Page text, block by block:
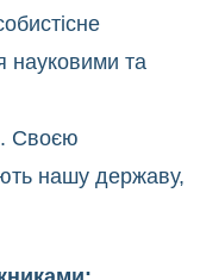
науковими та
Своєю
нашу державу,